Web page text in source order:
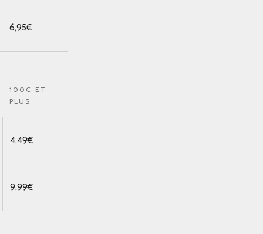
6,95€
100€ ET
PLUS
4,49€
9,99€